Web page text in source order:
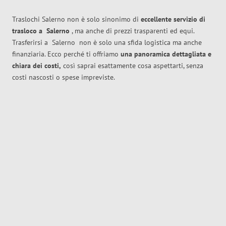
Traslochi Salerno non è solo sinonimo di eccellente servizio di
trasloco a Salerno , ma anche di prezzi trasparenti ed equi.
Trasferirsi a Salerno non è solo una sfida logistica ma anche
finanziaria. Ecco perché ti offriamo una panoramica dettagliata e
chiara dei costi, così saprai esattamente cosa aspettarti, senza
costi nascosti o spese impreviste.